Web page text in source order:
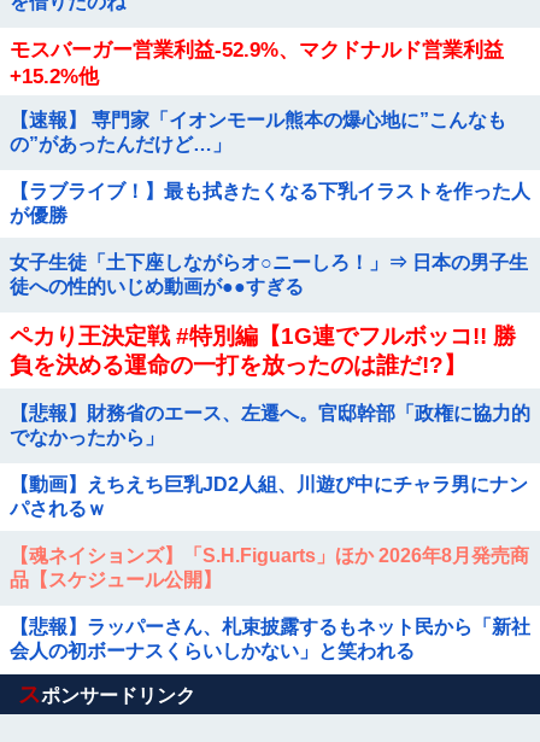
モスバーガー営業利益-52.9%、マクドナルド営業利益
+15.2%他
【速報】 専門家「イオンモール熊本の爆心地に”こんなも
の”があったんだけど…」
【ラブライブ！】最も拭きたくなる下乳イラストを作った人
が優勝
女子生徒「土下座しながらオ○ニーしろ！」⇒ 日本の男子生
徒への性的いじめ動画が●●すぎる
ペカり王決定戦 #特別編【1G連でフルボッコ!! 勝
負を決める運命の一打を放ったのは誰だ!?】
【悲報】財務省のエース、左遷へ。官邸幹部「政権に協力的
でなかったから」
【動画】えちえち巨乳JD2人組、川遊び中にチャラ男にナン
パされるｗ
【魂ネイションズ】「S.H.Figuarts」ほか 2026年8月発売商
品【スケジュール公開】
【悲報】ラッパーさん、札束披露するもネット民から「新社
会人の初ボーナスくらいしかない」と笑われる
Powered by livedoor 相互RSS
スポンサードリンク